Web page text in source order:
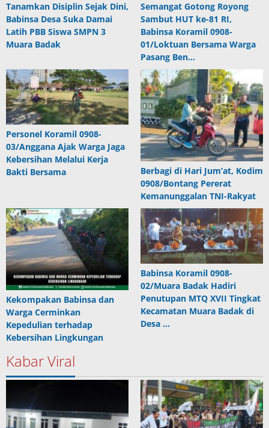
Tanamkan Disiplin Sejak Dini,
Babinsa Desa Suka Damai
Latih PBB Siswa SMPN 3
Muara Badak
Semangat Gotong Royong
Sambut HUT ke-81 RI,
Babinsa Koramil 0908-
01/Loktuan Bersama Warga
Pasang Ben…
Personel Koramil 0908-
03/Anggana Ajak Warga Jaga
Kebersihan Melalui Kerja
Bakti Bersama
Berbagi di Hari Jum’at, Kodim
0908/Bontang Pererat
Kemanunggalan TNI-Rakyat
Kekompakan Babinsa dan
Warga Cerminkan
Kepedulian terhadap
Kebersihan Lingkungan
Babinsa Koramil 0908-
02/Muara Badak Hadiri
Penutupan MTQ XVII Tingkat
Kecamatan Muara Badak di
Desa …
Kabar Viral